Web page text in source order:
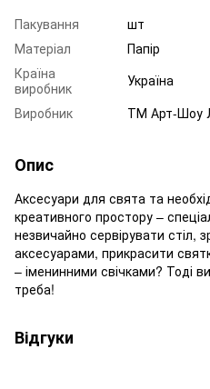
Пакування
шт
Матеріал
Папір
Країна
виробник
Україна
Виробник
ТМ Арт-Шоу
Опис
Аксесуари для свята та
креативного простору –
незвичайно сервірувати стіл,
аксесуарами, прикрасити
– іменинними свічками? Тоді
треба!
Відгуки